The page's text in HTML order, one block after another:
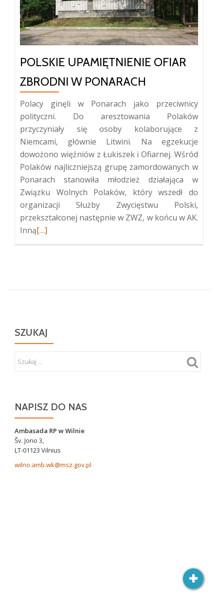
POLSKIE UPAMIĘTNIENIE OFIAR
ZBRODNI W PONARACH
Polacy ginęli w Ponarach jako przeciwnicy
polityczni. Do aresztowania Polaków
przyczyniały się osoby kolaborujące z
Niemcami, głównie Litwini. Na egzekucje
dowożono więźniów z Łukiszek i Ofiarnej. Wśród
Polaków najliczniejszą grupę zamordowanych w
Ponarach stanowiła młodzież działająca w
Związku Wolnych Polaków, który wszedł do
organizacji Służby Zwycięstwu Polski,
przekształconej następnie w ZWZ, w końcu w AK.
InnąWięcej
w
[…]
SZUKAJ
NAPISZ DO NAS
Ambasada RP w Wilnie
Šv. Jono 3,
LT-01123 Vilnius
wilno.amb.wk@msz.gov.pl